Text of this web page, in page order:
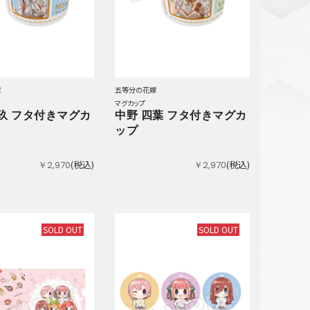
フタ付きマグカ
￥2,970(税込)
五等分の花嫁
マグカップ
中野 四葉 フタ付きマグカ
ップ
￥2,970(税込)
SOLD OUT SOLD OUT